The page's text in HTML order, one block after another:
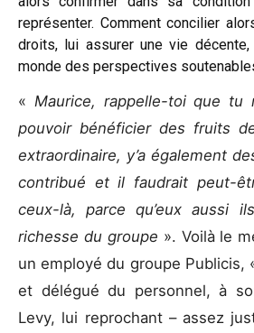
représenter. Comment concilier
droits, lui assurer une vie
monde des perspectives
« Maurice, rappelle-toi que tu
pouvoir bénéficier des fruits
extraordinaire, y’a également
contribué et il faudrait peut-
ceux-là, parce qu’eux aussi
richesse du groupe ». Voilà le
un employé du groupe Publicis,
et délégué du personnel, à
Levy, lui reprochant – assez